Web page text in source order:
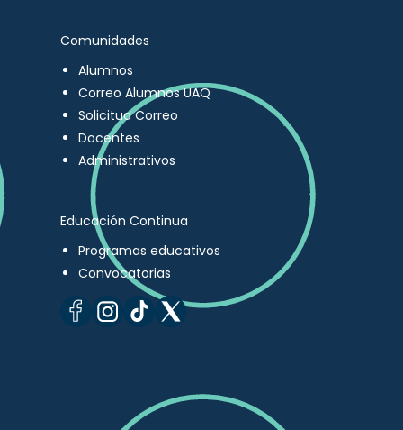
Comunidades
Alumnos
Correo Alumnos UAQ
Solicitud Correo
Docentes
Administrativos
Educación Continua
Programas educativos
Convocatorias